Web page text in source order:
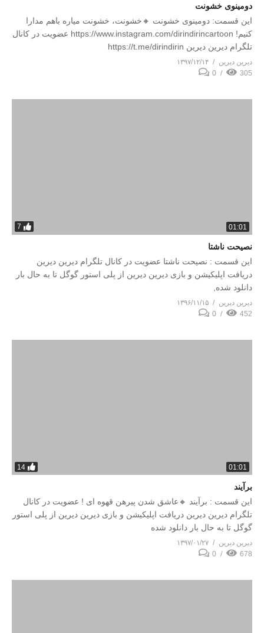
دومینوی خشونت
این قسمت: دومینوی خشونت 🔸خشونت، خشونت میاره باهم مدارا
کنیم! https://www.instagram.com/dirindirincartoon عضویت در کانال
تلگرام دیرین دیرین https://t.me/dirindirin
دیرین دیرین
۱۳۹۷/۱۲/۱۴
305
0
7 01:01
نصیحت ناشتا
این قسمت : نصیحت ناشتا عضویت در کانال تلگرام دیرین دیرین
دریافت اپلیکیشن و بازی دیرین دیرین از پلی استور گوگل تا به حال بار
دانلود شده,
دیرین دیرین
۱۳۹۶/۱۱/۱۵
452
0
14 01:01
برآیند
این قسمت : برآیند 🔸عاشق شدن پیرهن قهوه ای ! عضویت در کانال
تلگرام دیرین دیرین دریافت اپلیکیشن و بازی دیرین دیرین از پلی استور
گوگل تا به حال بار دانلود شده
دیرین دیرین
۱۳۹۷/۰۱/۲۷
678
0